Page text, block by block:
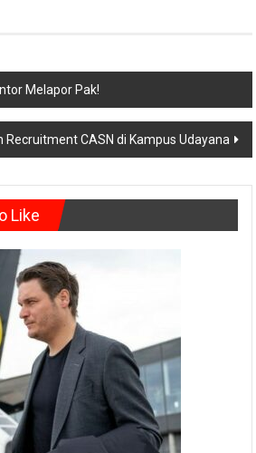
Melapor Pak!
Recruitment CASN di Kampus Udayana
Like